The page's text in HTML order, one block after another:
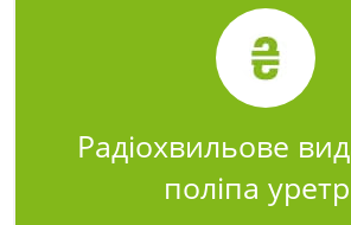
Радіохвильове
поліпа